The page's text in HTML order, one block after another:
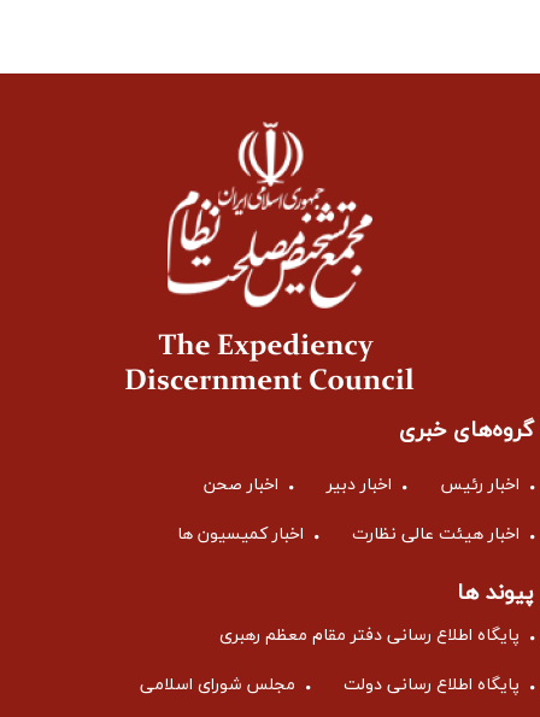
گروه‌های خبری
اخبار رئیس اخبار دبیر اخبار صحن
اخبار هیئت عالی نظارت اخبار کمیسیون ها
پیوند ها
پایگاه اطلاع رسانی دفتر مقام معظم رهبری
پایگاه اطلاع رسانی دولت مجلس شورای اسلامی